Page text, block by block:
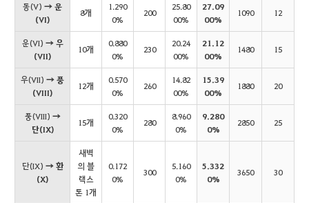
동(V) → 운
(VI)
8개
1.290
0%
200
25.80
00%
27.09
00%
1090 12
운(VI) → 우
(VII)
10개
0.880
0%
230
20.24
00%
21.12
00%
1480 15
우(VII) → 풍
(VIII)
12개
0.570
0%
260
14.82
00%
15.39
00%
1880 20
풍(VIII) →
단(IX)
15개
0.320
0%
280
8.960
0%
9.280
0%
2850 25
단(IX) → 환
(X)
새벽
의 블
랙스
톤 1개
0.172
0%
300
5.160
0%
5.332
0%
3650 30